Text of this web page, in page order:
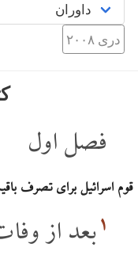
دری ۲۰۰۸
فصل اول
قوم اسرائیل برای تصرف
۱ بعد از